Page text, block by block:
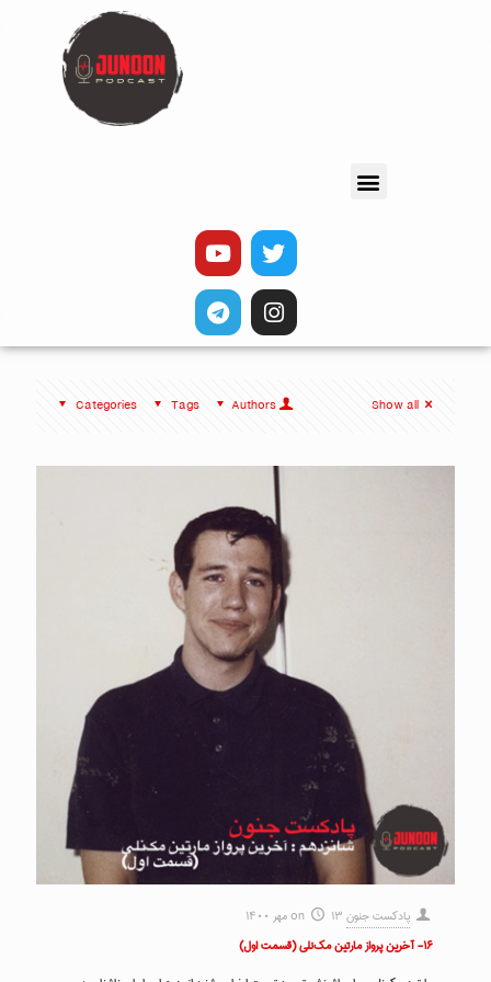
Categories Tags Authors Show all
پادکست جنون on
۱۳ مهر ۱۴۰۰
۱۶- آخرین پرواز مارتین مک‌نلی (قسمت اول)